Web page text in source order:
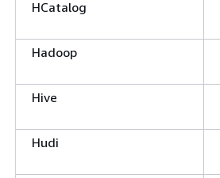
HCatalog
Hadoop
Hive
Hudi